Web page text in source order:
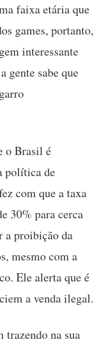
faixa etária que
games, portanto,
interessante
gente sabe que
o Brasil é
política de
com que a taxa
30% para cerca
a proibição da
mesmo com a
Ele alerta que é
a venda ilegal.
trazendo na sua